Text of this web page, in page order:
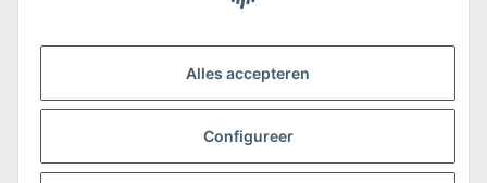
Alles accepteren
Configureer